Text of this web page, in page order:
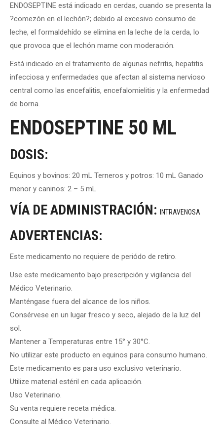
ENDOSEPTINE está indicado en cerdas, cuando se presenta la
?comezón en el lechón?; debido al excesivo consumo de
leche, el formaldehído se elimina en la leche de la cerda, lo
que provoca que el lechón mame con moderación.
Está indicado en el tratamiento de algunas nefritis, hepatitis
infecciosa y enfermedades que afectan al sistema nervioso
central como las encefalitis, encefalomielitis y la enfermedad
de borna.
ENDOSEPTINE 50 ML
DOSIS:
Equinos y bovinos: 20 mL Terneros y potros: 10 mL Ganado
menor y caninos: 2 – 5 mL
VÍA DE ADMINISTRACIÓN: INTRAVENOSA
ADVERTENCIAS:
Este medicamento no requiere de periódo de retiro.
Use este medicamento bajo prescripción y vigilancia del
Médico Veterinario.
Manténgase fuera del alcance de los niños.
Consérvese en un lugar fresco y seco, alejado de la luz del
sol.
Mantener a Temperaturas entre 15° y 30°C.
No utilizar este producto en equinos para consumo humano.
Este medicamento es para uso exclusivo veterinario.
Utilize material estéril en cada aplicación.
Uso Veterinario.
Su venta requiere receta médica.
Consulte al Médico Veterinario.